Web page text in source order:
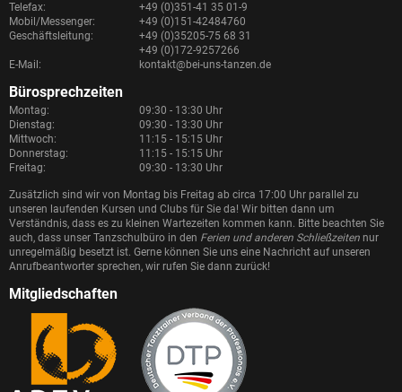
Telefax:
+49 (0)351-41 35 01-9
Mobil/Messenger:
+49 (0)151-42484760
Geschäftsleitung:
+49 (0)35205-75 68 31
+49 (0)172-9257266
E-Mail:
kontakt@bei-uns-tanzen.de
Bürosprechzeiten
Montag:
09:30 - 13:30 Uhr
Dienstag:
09:30 - 13:30 Uhr
Mittwoch:
11:15 - 15:15 Uhr
Donnerstag:
11:15 - 15:15 Uhr
Freitag:
09:30 - 13:30 Uhr
Zusätzlich sind wir von Montag bis Freitag ab circa 17:00 Uhr parallel zu
unseren laufenden Kursen und Clubs für Sie da! Wir bitten dann um
Verständnis, dass es zu kleinen Wartezeiten kommen kann. Bitte beachten Sie
auch, dass unser Tanzschulbüro in den Ferien und anderen Schließzeiten nur
unregelmäßig besetzt ist. Gerne können Sie uns eine Nachricht auf unseren
Anrufbeantworter sprechen, wir rufen Sie dann zurück!
Mitgliedschaften